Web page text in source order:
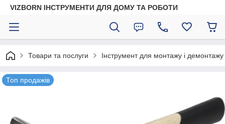
VIZBORN ІНСТРУМЕНТИ ДЛЯ ДОМУ ТА РОБОТИ
Товари та послуги Інструмент для монтажу і демонтажу
Топ продажів